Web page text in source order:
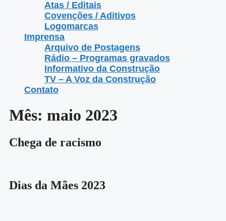
Atas / Editais
Covenções / Aditivos
Logomarcas
Imprensa
Arquivo de Postagens
Rádio – Programas gravados
Informativo da Construção
TV – A Voz da Construção
Contato
Mês: maio 2023
Chega de racismo
Dias da Mães 2023